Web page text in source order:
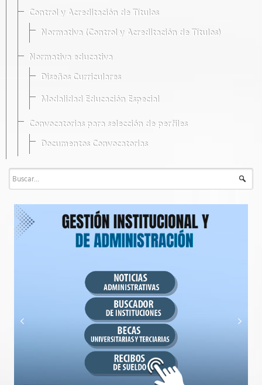
Control y Acreditación de Títulos
Normativa (Control y Acreditación de Títulos)
Normativa educativa
Diseños Curriculares
Modalidad Educación Especial
Convocatorias para selección de perfiles
Documentos Convocatorias